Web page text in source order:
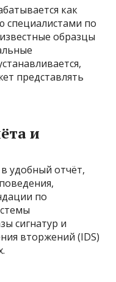
как
специалистами по
образцы
представлять
и
удобный отчёт,
по
сигнатур и
вторжений (IDS)